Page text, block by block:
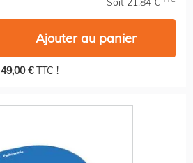
Ajouter au panier
49,00 €TTC !